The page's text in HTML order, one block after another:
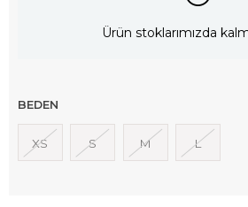
Ürün stoklarımızda
BEDEN
XS S M L